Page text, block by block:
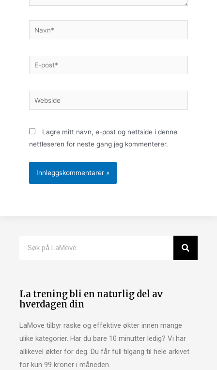
Lagre mitt navn, e-post og nettside i denne
nettleseren for neste gang jeg kommenterer.
La trening bli en naturlig del av
hverdagen din
LaMove tilbyr raske og effektive økter innen mange
ulike kategorier. Har du bare 10 minutter ledig? Vi har
allikevel økter for deg. Du får full tilgang til hele arkivet
for kun 99 kroner i måneden.